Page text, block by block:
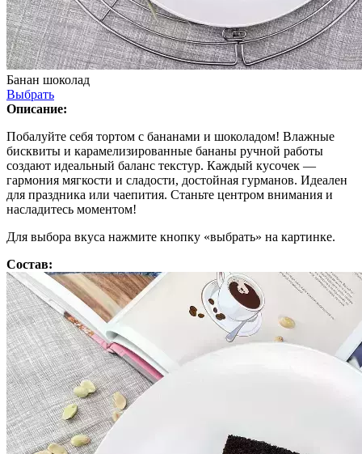
Банан шоколад
Выбрать
Описание:
Побалуйте себя тортом с бананами и шоколадом! Влажные
бисквиты и карамелизированные бананы ручной работы
создают идеальный баланс текстур. Каждый кусочек —
гармония мягкости и сладости, достойная гурманов. Идеален
для праздника или чаепития. Станьте центром внимания и
насладитесь моментом!
Для выбора вкуса нажмите кнопку «выбрать» на картинке.
Состав: